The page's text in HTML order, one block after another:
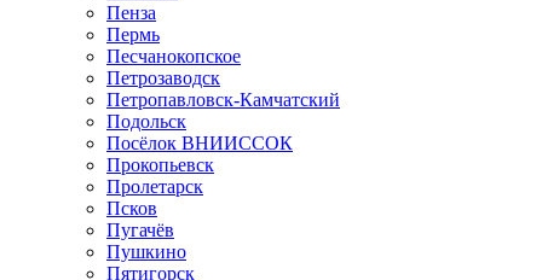
Пенза
Пермь
Песчанокопское
Петрозаводск
Петропавловск-Камчатский
Подольск
Посёлок ВНИИССОК
Прокопьевск
Пролетарск
Псков
Пугачёв
Пушкино
Пятигорск